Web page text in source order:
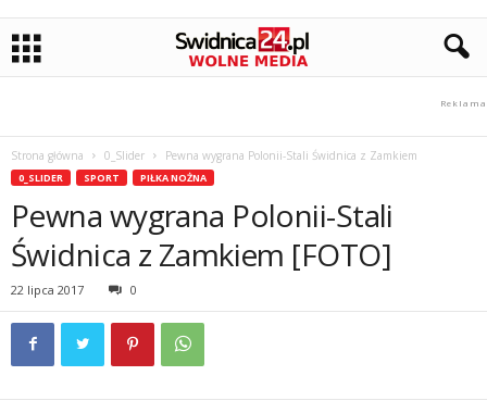
Strona główna 0_Slider Pewna wygrana Polonii-Stali Świdnica z Zamkiem
0_SLIDER SPORT PIŁKA NOŻNA
Pewna wygrana Polonii-Stali
Świdnica z Zamkiem [FOTO]
22 lipca 2017 0